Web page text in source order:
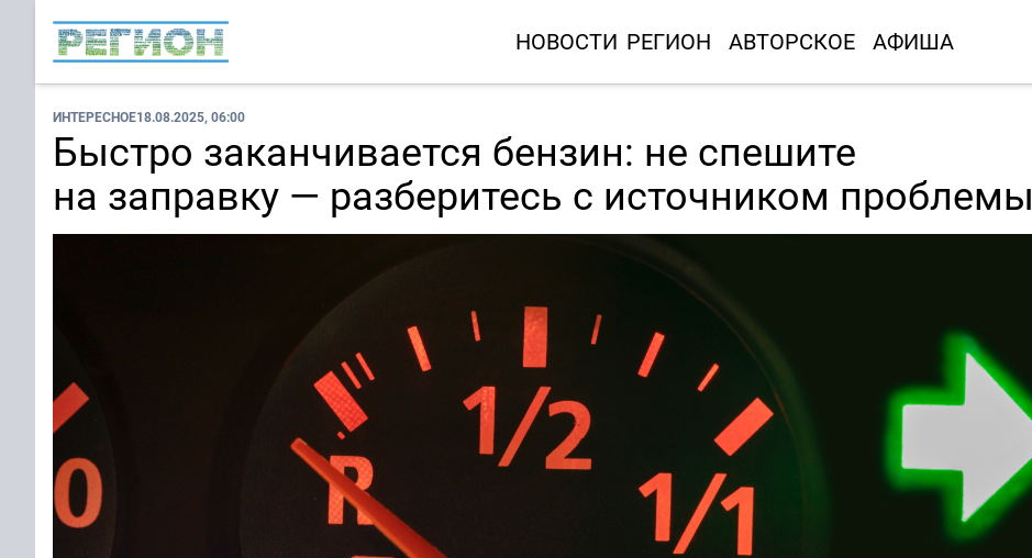
НОВОСТИ РЕГИОН АВТОРСКОЕ АФИША
ИНТЕРЕСНОЕ18.08.2025, 06:00
Быстро заканчивается бензин: не спешите
на заправку — разберитесь с источником проблемы